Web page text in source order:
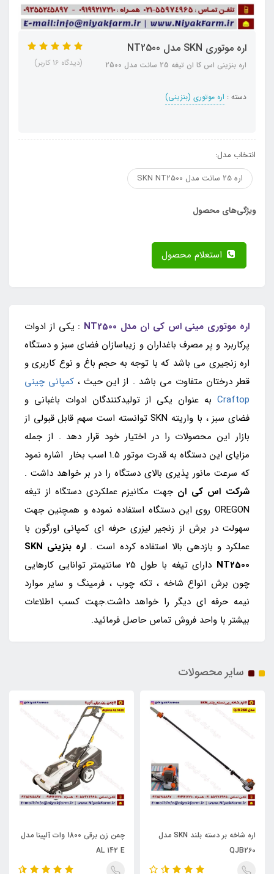
اره موتوری SKN مدل NT2500
اره بنزینی اس کا ان تیغه 25 سانت مدل 2500
دسته : اره موتوری (بنزینی)
(دیدگاه 16 کاربر)
انتخاب مدل:
اره 25 سانت مدل SKN NT2500
ویژگی‌های محصول
اره موتوری مینی اس کی ان مدل NT2500
: یکی از ادوات
پرکاربرد و پر مصرف باغداران و زیباسازان فضای سبز و دستگاه
اره زنجیری می باشد که با توجه به حجم باغ و نوع کاربری و
قطر درختان متفاوت می باشد . از این حیث ، کمپانی چینی
Craftop به عنوان یکی از تولیدکنندگان ادوات باغبانی و
فضای سبز ، با واریته SKN توانسته است سهم قابل قبولی از
بازار این محصولات را در اختیار خود قرار دهد . از جمله
مزایای این دستگاه به قدرت موتور 1.5 اسب بخار اشاره نمود
که سرعت مانور پذیری بالای دستگاه را در بر خواهد داشت .
شرکت اس کی ان جهت مکانیزم عملکردی دستگاه از تیغه
OREGON روی این دستگاه استفاده نموده و همچنین جهت
سهولت در برش از زنجیر لیزری حرفه ای کمپانی اورگون با
عملکرد و بازدهی بالا استفاده کرده است . اره بنزینی SKN
NT2500
دارای تیغه با طول 25 سانتیمتر توانایی کارهایی
چون برش انواع شاخه ، تکه چوب ، فرمینگ و سایر موارد
نیمه حرفه ای دیگر را خواهد داشت.جهت کسب اطلاعات
بیشتر با واحد فروش تماس حاصل فرمائید.
سایر محصولات
اره شاخه بر دسته بلند SKN مدل
QJB260
چمن زن برقی 1800 وات آلپینا مدل
AL 142 E